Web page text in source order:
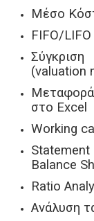
Μέσο
FIFO/LIFO
(valuation
στο Excel
Working
Balance
Ratio
Ανάλυση